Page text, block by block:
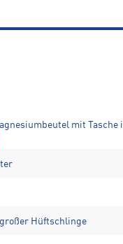
mit Tasche
Hüftschlinge